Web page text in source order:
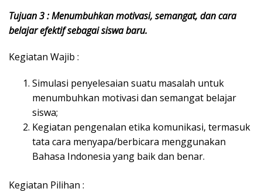
Tujuan 3 : Menumbuhkan motivasi, semangat, dan cara
belajar efektif sebagai siswa baru.
Kegiatan Wajib :
Simulasi penyelesaian suatu masalah untuk
menumbuhkan motivasi dan semangat belajar
siswa;
Kegiatan pengenalan etika komunikasi, termasuk
tata cara menyapa/berbicara menggunakan
Bahasa Indonesia yang baik dan benar.
Kegiatan Pilihan :